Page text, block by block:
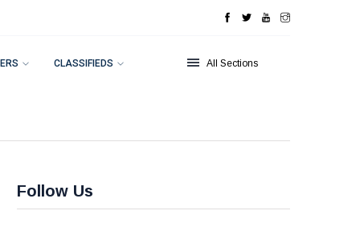
CLASSIFIEDS All Sections
Follow Us